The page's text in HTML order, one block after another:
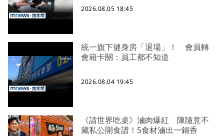
2026.08.05 18:45
統一旗下健身房「退場」！ 會員轉
會籍卡關：員工都不知道
2026.08.04 19:45
《請世界吃桌》滷肉爆紅 陳隨意不
藏私公開食譜！5食材滷出一鍋香